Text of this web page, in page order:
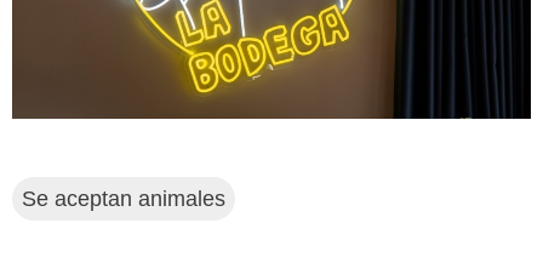
Se aceptan animales